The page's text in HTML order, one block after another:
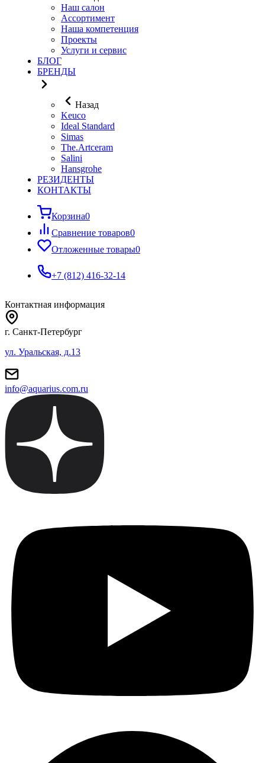
Наш салон
Ассортимент
Наша компетенция
Проекты
Услуги и сервис
БЛОГ
БРЕНДЫ
Назад
Keuco
Ideal Standard
Simas
The.Artceram
Salini
Hansgrohe
РЕЗИДЕНТЫ
КОНТАКТЫ
Корзина0
Сравнение товаров0
Отложенные товары0
+7 (812) 416-32-14
Контактная информация
г. Санкт-Петербург
ул. Уральская, д.13
info@aquarius.com.ru